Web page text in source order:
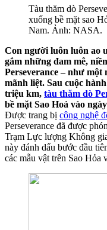
Tàu thăm dò
xuống bề mặt sao
Nam. Ảnh: NASA.
Con người luôn luôn ao
gắm những đam mê,
Perseverance – như
mãnh liệt. Sau cuộc
triệu km, tàu thăm dò
bề mặt Sao Hoả vào
Được trang bị công nghệ
Perseverance đã được
Trạm Lực lượng Không
này đánh dấu bước đầu
các mẫu vật trên Sao Hỏa